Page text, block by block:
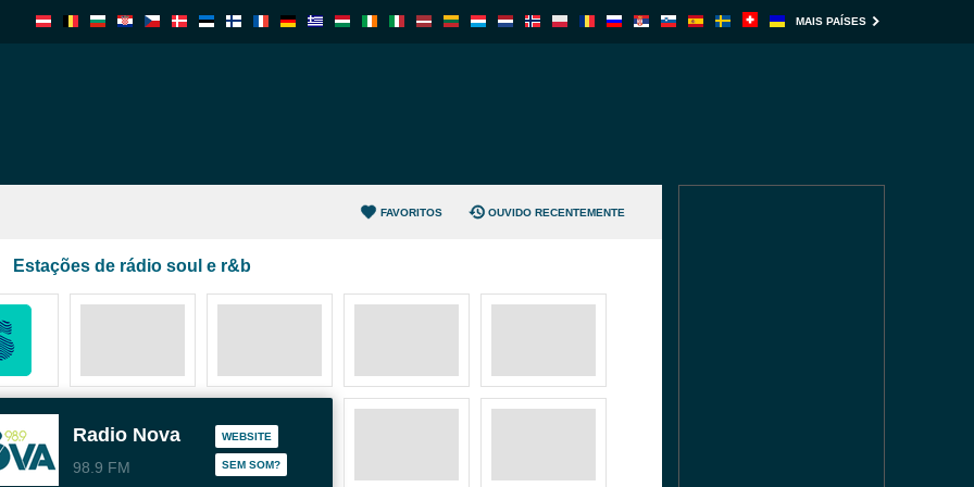
MAIS PAÍSES
FAVORITOS OUVIDO RECENTEMENTE
Estações de rádio soul e r&b
Radio Nova
98.9 FM
WEBSITE
SEM SOM?